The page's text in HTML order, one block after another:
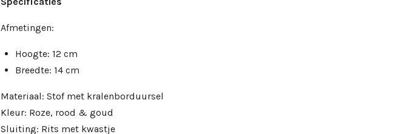
Afmetingen:
Hoogte: 12 cm
Breedte: 14 cm
Materiaal: Stof met kralenborduursel
Kleur: Roze, rood & goud
Sluiting: Rits met kwastje